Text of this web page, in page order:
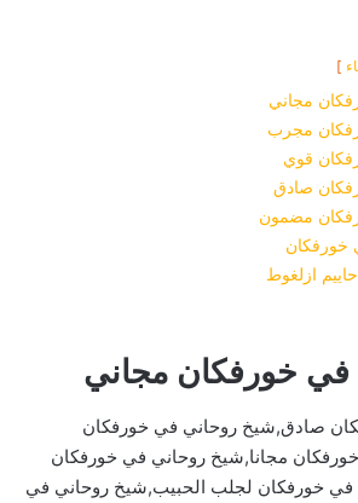
مجاني
مجرب
قوي
صادق
مضمون
خورفكان
ازلغوط
خورفكان مجاني
صادق,شيخ روحاني في خورفكان
مجانا,شيخ روحاني في خورفكان
في خورفكان لجلب الحبيب,شيخ روحاني في